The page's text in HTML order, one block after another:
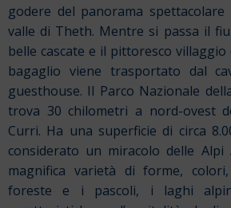
godere del panorama
valle di Theth. Mentre si passa il
belle cascate e il pittoresco
bagaglio viene trasportato dal
guesthouse. Il Parco Nazionale
trova 30 chilometri a nord-ovest
Curri. Ha una superficie di circa
considerato un miracolo delle Alpi
magnifica varietà di forme,
foreste e i pascoli, i laghi